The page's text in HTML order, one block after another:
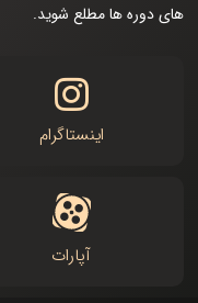
های دوره ها مطلع شوید.
اینستاگرام
آپارات